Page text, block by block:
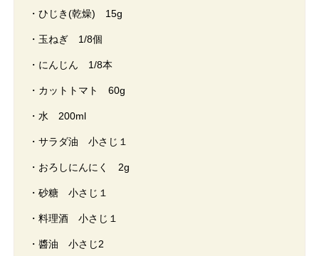
・ひじき(乾燥) 15g
・玉ねぎ 1/8個
・にんじん 1/8本
・カットトマト 60g
・水 200ml
・サラダ油 小さじ１
・おろしにんにく 2g
・砂糖 小さじ１
・料理酒 小さじ１
・醬油 小さじ2